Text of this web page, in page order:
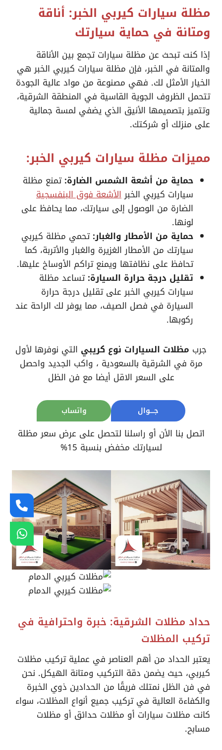
مظلة سيارات كيربي الخبر: أناقة
ومتانة في حماية سيارتك
إذا كنت تبحث عن مظلة سيارات تجمع بين الأناقة
والمتانة في الخبر، فإن مظلة سيارات كيربي الخبر هي
الخيار الأمثل لك. فهي مصنوعة من مواد عالية الجودة
تتحمل الظروف الجوية القاسية في المنطقة الشرقية،
وتتميز بتصميمها الأنيق الذي يضفي لمسة جمالية
على منزلك أو شركتك.
مميزات مظلة سيارات كيربي الخبر:
حماية من أشعة الشمس الضارة:تمنع مظلة
سيارات كيربي الخبرالأشعة فوق البنفسجية
الضارة من الوصول إلى سيارتك، مما يحافظ على
لونها.
حماية من الأمطار والغبار:تحمي مظلة كيربي
سيارتك من الأمطار الغزيرة والغبار والأتربة، كما
تحافظ على نظافتها ويمنع تراكم الأوساخ عليها.
تقليل درجة حرارة السيارة:تساعد مظلة
سيارات كيربي الخبر على تقليل درجة حرارة
السيارة في فصل الصيف، مما يوفر لك الراحة عند
ركوبها.
جرب مظلات السيارات نوع كريبي التي نوفرها لأول
مرة في الشرقية بالسعودية ، واكب الجديد واحصل
على السعر الاقل أيضا مع فن الظل
جــــوال واتساب
اتصل بنا الأن أو راسلنا لتحصل على عرض سعر مظلة
لسيارتك مخفض بنسبة 15%
حداد مظلات الشرقية: خبرة واحترافية في
تركيب المظلات
يعتبر الحداد من أهم العناصر في عملية تركيب مظلات
كيربي، حيث يضمن دقة التركيب ومتانة الهيكل. نحن
في فن الظل نمتلك فريقًا من الحدادين ذوي الخبرة
والكفاءة العالية في تركيب جميع أنواع المظلات، سواء
كانت مظلات سيارات أو مظلات حدائق أو مظلات
مسابح.